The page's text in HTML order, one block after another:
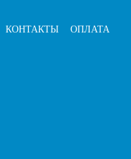
КОНТАКТЫ ОПЛАТА